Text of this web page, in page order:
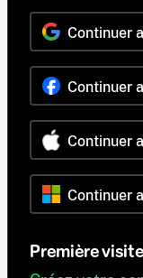
Continuer
Continuer
Continuer
Continuer
Première